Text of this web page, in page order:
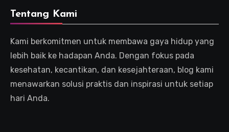
Tentang Kami
Kami berkomitmen untuk membawa gaya hidup yang
lebih baik ke hadapan Anda. Dengan fokus pada
kesehatan, kecantikan, dan kesejahteraan, blog kami
menawarkan solusi praktis dan inspirasi untuk setiap
hari Anda.